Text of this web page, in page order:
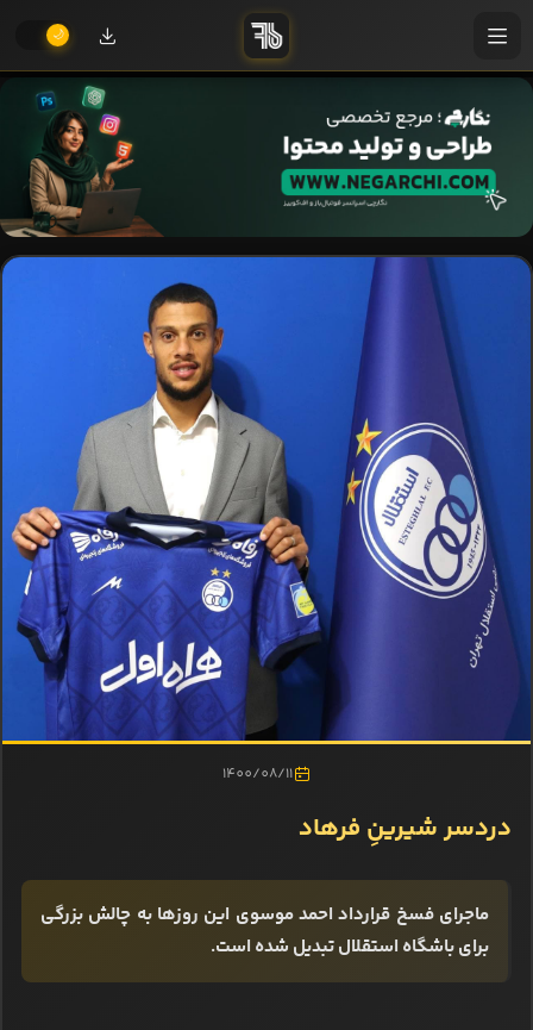
1400/08/11
دردسر شیرینِ فرهاد
ماجرای فسخ قرارداد احمد موسوی این روزها به چالش بزرگی
برای باشگاه استقلال تبدیل شده است.